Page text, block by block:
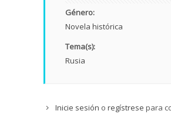
Género:
Novela histórica
Tema(s):
Rusia
Inicie sesión o regístrese para